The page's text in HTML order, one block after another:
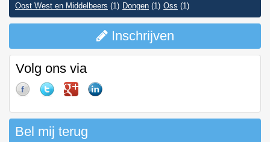
Oost West en Middelbeers (1) Dongen (1) Oss (1)
Inschrijven
Volg ons via
Bel mij terug